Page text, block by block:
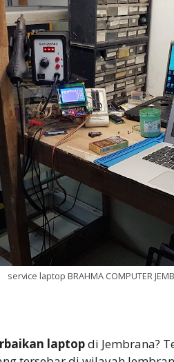
service laptop BRAHMA COMPUTER
laptopdi Jembrana?